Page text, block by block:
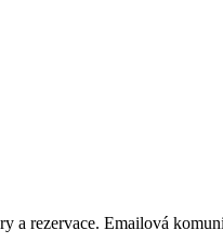
a rezervace. Emailová